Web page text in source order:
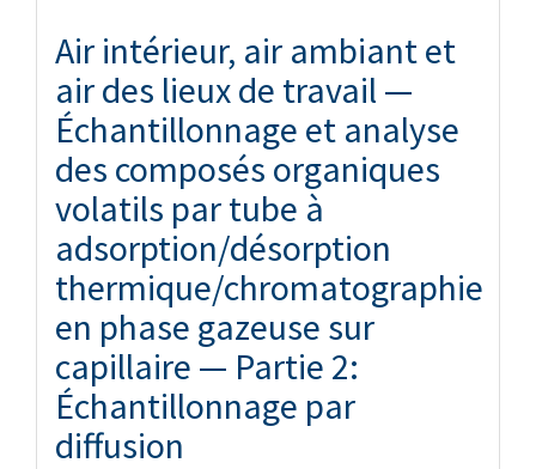
Échantillonnage par pompage
Air intérieur, air ambiant et
air des lieux de travail —
Échantillonnage et analyse
des composés organiques
volatils par tube à
adsorption/désorption
thermique/chromatographie
en phase gazeuse sur
capillaire — Partie 2:
Échantillonnage par
diffusion